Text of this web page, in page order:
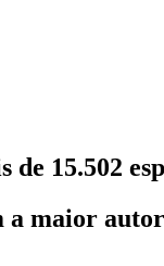
15.502
a maior